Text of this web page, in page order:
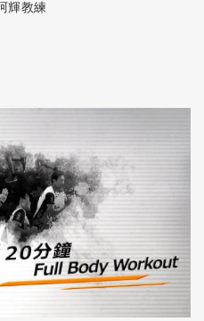
輝教練